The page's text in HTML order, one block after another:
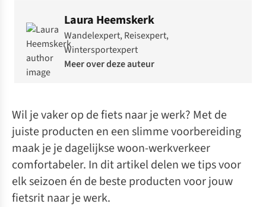
Laura Heemskerk
Wandelexpert, Reisexpert,
Wintersportexpert
Meer over deze auteur
Wil je vaker op de fiets naar je werk? Met de
juiste producten en een slimme voorbereiding
maak je je dagelijkse woon-werkverkeer
comfortabeler. In dit artikel delen we tips voor
elk seizoen én de beste producten voor jouw
fietsrit naar je werk.